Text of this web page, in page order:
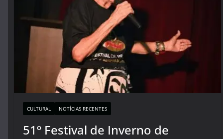
CULTURAL NOTÍCIAS RECENTES
51º Festival de Inverno de